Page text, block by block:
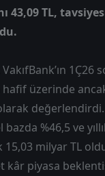
43,09 TL,
1Ç26
üzerinde
%46,5 ve
15,03 milyar TL
kâr piyasa